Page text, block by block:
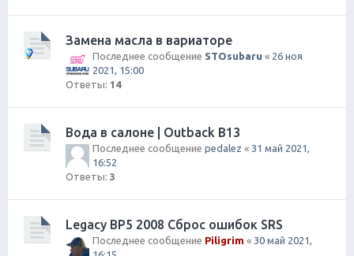
Замена масла в вариаторе
Последнее сообщение STOsubaru « 26 ноя
2021, 15:00
Ответы: 14
Вода в салоне | Outback B13
Последнее сообщение pedalez « 31 май 2021,
16:52
Ответы: 3
Legacy BP5 2008 Сброс ошибок SRS
Последнее сообщение Piligrim « 30 май 2021,